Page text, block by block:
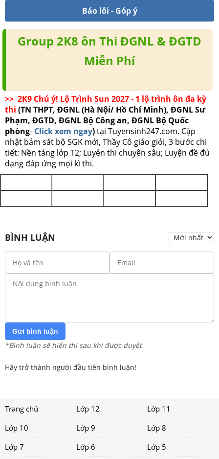
Báo lỗi - Góp ý
Group 2K8 ôn Thi ĐGNL & ĐGTD
Miễn Phí
>> 2K9 Chú ý! Lộ Trình Sun 2027 - 1 lộ trình ôn đa kỳ
thi (TN THPT, ĐGNL (Hà Nội/ Hồ Chí Minh), ĐGNL Sư
Phạm, ĐGTD, ĐGNL Bộ Công an, ĐGNL Bộ Quốc
phòng- Click xem ngay)tại Tuyensinh247.com. Cập
nhật bám sát bộ SGK mới, Thầy Cô giáo giỏi, 3 bước chi
tiết: Nền tảng lớp 12; Luyện thi chuyên sâu; Luyện đề đủ
dạng đáp ứng mọi kì thi.
BÌNH LUẬN
Gửi bình luận
*Bình luận sẽ hiển thị sau khi được duyệt
Hãy trở thành người đầu tiên bình luận!
Trang chủ Lớp 12
Lớp 11
Lớp 10
Lớp 9
Lớp 8
Lớp 7
Lớp 6 Lớp 5